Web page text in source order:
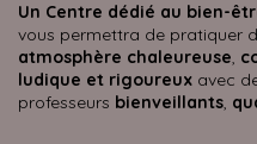
Un Centre dédié au bien-
vous permettra de pratiquer
atmosphère chaleureuse,
ludique et rigoureux avec
professeurs bienveillants,